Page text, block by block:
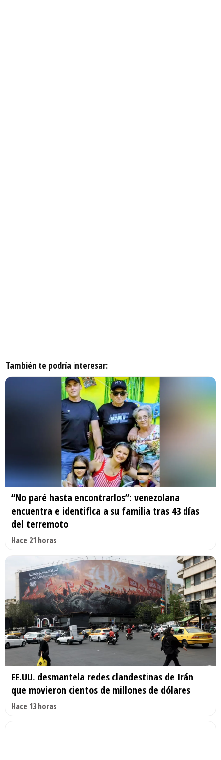
También te podría interesar:
“No paré hasta encontrarlos”: venezolana
encuentra e identifica a su familia tras 43 días
del terremoto
Hace 21 horas
EE.UU. desmantela redes clandestinas de Irán
que movieron cientos de millones de dólares
Hace 13 horas